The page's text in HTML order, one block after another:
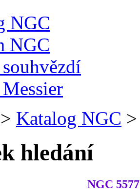
NGC
NGC
> Katalog NGC >
hledání
NGC 5577